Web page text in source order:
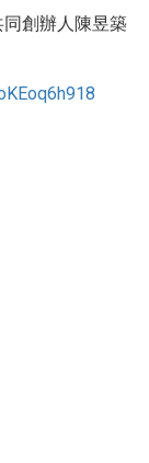
創辦人陳昱築